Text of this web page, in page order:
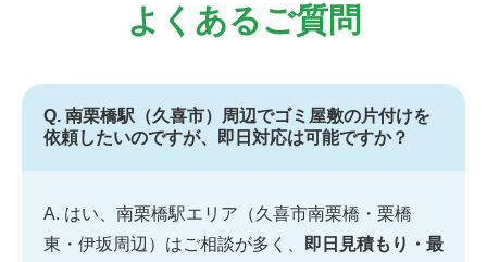
よくあるご質問
Q. 南栗橋駅（久喜市）周辺でゴミ屋敷の片付けを
依頼したいのですが、即日対応は可能ですか？
A. はい、南栗橋駅エリア（久喜市南栗橋・栗橋
東・伊坂周辺）はご相談が多く、
即日見積もり・最